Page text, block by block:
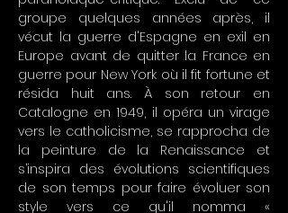
groupe quelques années après, il
vécut la guerre d'Espagne en exil en
Europe avant de quitter la France en
guerre pour New York où il fit fortune et
résida huit ans. À son retour en
Catalogne en 1949, il opéra un virage
vers le catholicisme, se rapprocha de
la peinture de la Renaissance et
s’inspira des évolutions scientifiques
de son temps pour faire évoluer son
style vers ce qu'il nomma «